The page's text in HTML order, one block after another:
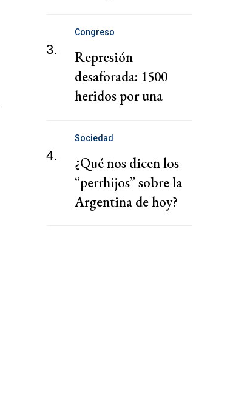
descartan
explotación de
cuenca Tampico-
Misantla
3.
Congreso
Represión
desaforada: 1500
heridos por una
entre autos en el
Obelisco
4.
Sociedad
¿Qué nos dicen los
“perrhijos” sobre la
Argentina de hoy?